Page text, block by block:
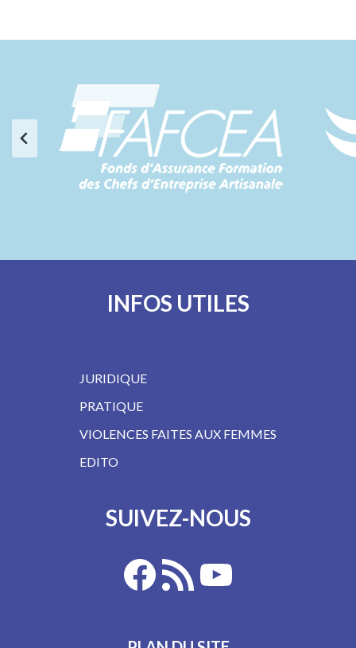
INFOS UTILES
JURIDIQUE
PRATIQUE
VIOLENCES FAITES AUX FEMMES
EDITO
SUIVEZ-NOUS